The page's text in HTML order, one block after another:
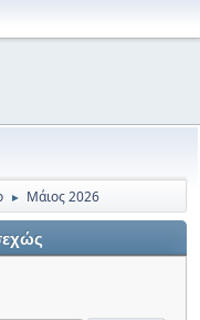
► Μάιος 2026